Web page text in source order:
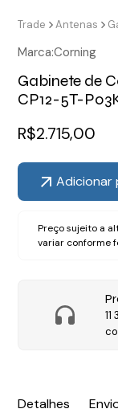
Detalhes
Trade Antenas
Marca:Corning
Gabinete de
CP12-5T-
R$2.715,00
Adicionar
Preço sujeito a
variar conforme